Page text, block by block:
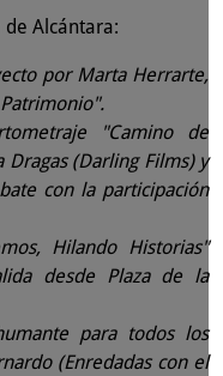
Alcántara:
por Marta Herrarte,
"Camino de
Dragas (Darling Films) y
con la participación
Hilando Historias"
desde Plaza de la
para todos los
(Enredadas con el